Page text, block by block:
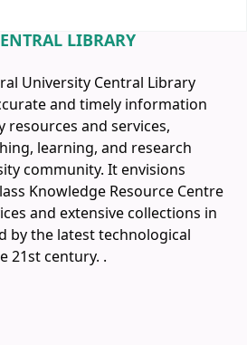
LIBRARY
University Central Library
and timely information
and services,
learning, and research
community. It envisions
Knowledge Resource Centre
and extensive collections in
by the latest technological
21st century. .